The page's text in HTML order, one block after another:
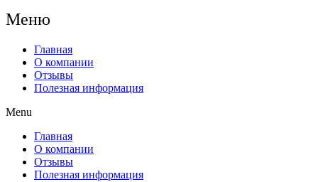
Меню
Главная
О компании
Отзывы
Полезная информация
Menu
Главная
О компании
Отзывы
Полезная информация